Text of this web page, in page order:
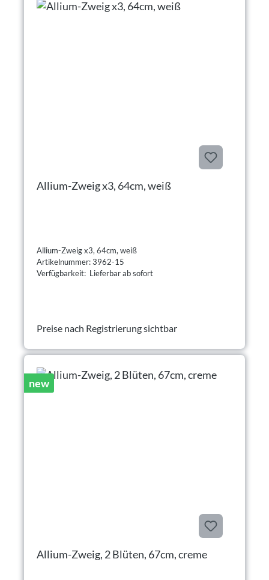
Allium-Zweig x3, 64cm, weiß
Allium-Zweig x3, 64cm, weiß
Artikelnummer: 3962-15
Verfügbarkeit: Lieferbar ab sofort
Preise nach Registrierung sichtbar
new
Allium-Zweig, 2 Blüten, 67cm, creme